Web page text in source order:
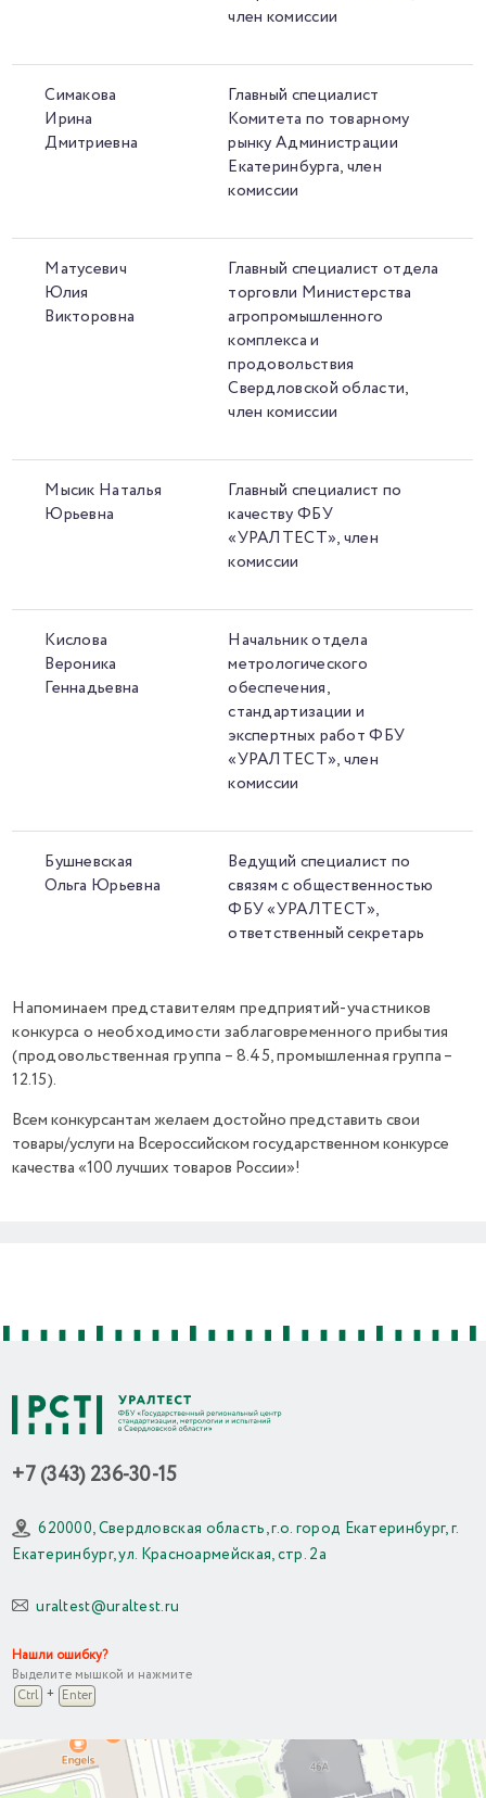
член комиссии
Симакова
Ирина
Дмитриевна
Главный специалист
Комитета по товарному
рынку Администрации
Екатеринбурга, член
комиссии
Матусевич
Юлия
Викторовна
Главный специалист отдела
торговли Министерства
агропромышленного
комплекса и
продовольствия
Свердловской области,
член комиссии
Мысик Наталья
Юрьевна
Главный специалист по
качеству ФБУ
«УРАЛТЕСТ», член
комиссии
Кислова
Вероника
Геннадьевна
Начальник отдела
метрологического
обеспечения,
стандартизации и
экспертных работ ФБУ
«УРАЛТЕСТ», член
комиссии
Бушневская
Ольга Юрьевна
Ведущий специалист по
связям с общественностью
ФБУ «УРАЛТЕСТ»,
ответственный секретарь
Напоминаем представителям предприятий-участников
конкурса о необходимости заблаговременного прибытия
(продовольственная группа – 8.45, промышленная группа –
12.15).
Всем конкурсантам желаем достойно представить свои
товары/услуги на Всероссийском государственном конкурсе
качества «100 лучших товаров России»!
+7 (343) 236-30-15
620000, Свердловская область, г.о. город Екатеринбург, г.
Екатеринбург, ул. Красноармейская, стр. 2а
uraltest@uraltest.ru
Нашли ошибку?
Выделите мышкой и нажмите
Ctrl + Enter